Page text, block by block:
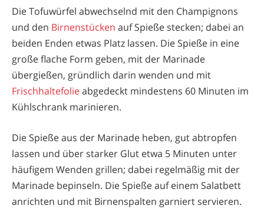
Die Tofuwürfel abwechselnd mit den Champignons
und den Birnenstücken auf Spieße stecken; dabei an
beiden Enden etwas Platz lassen. Die Spieße in eine
große flache Form geben, mit der Marinade
übergießen, gründlich darin wenden und mit
Frischhaltefolieabgedeckt mindestens 60 Minuten im
Kühlschrank marinieren.
Die Spieße aus der Marinade heben, gut abtropfen
lassen und über starker Glut etwa 5 Minuten unter
häufigem Wenden grillen; dabei regelmäßig mit der
Marinade bepinseln. Die Spieße auf einem Salatbett
anrichten und mit Birnenspalten garniert servieren.